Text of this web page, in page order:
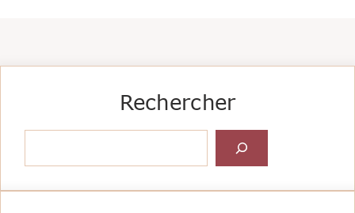
Rechercher